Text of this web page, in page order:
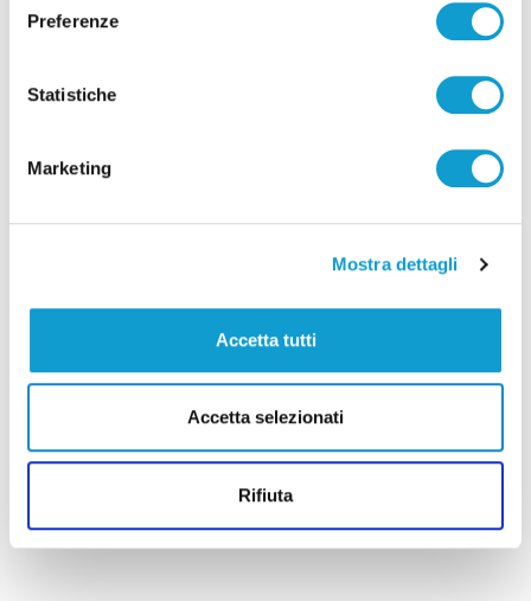
Preferenze
Statistiche
Marketing
Mostra dettagli
Accetta tutti
Accetta selezionati
Rifiuta
Le Marche in gara ai Campionati Europei di